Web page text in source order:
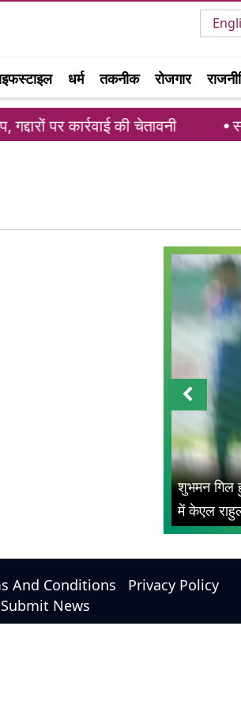
धर्म तकनीक रोजगार
पर कार्रवाई की चेतावनी
शुभमन गिल
में केएल
And Conditions
Privacy Policy
Submit News